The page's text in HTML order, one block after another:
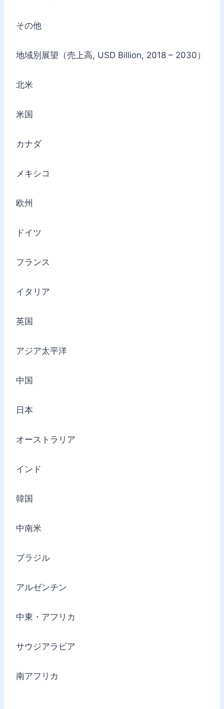
その他
地域別展望（売上高, USD Billion, 2018 – 2030）
北米
米国
カナダ
メキシコ
欧州
ドイツ
フランス
イタリア
英国
アジア太平洋
中国
日本
オーストラリア
インド
韓国
中南米
ブラジル
アルゼンチン
中東・アフリカ
サウジアラビア
南アフリカ